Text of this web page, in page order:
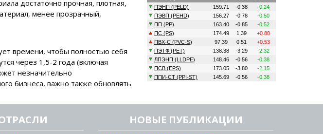
достаточно прочная, плотная,
менее прозрачный,
времени, чтобы полностью себя
через 1,5-2 года (включая
незначительно
бизнеса, важно также обновлять
НОВЫЕ ПУБЛИКАЦИИ